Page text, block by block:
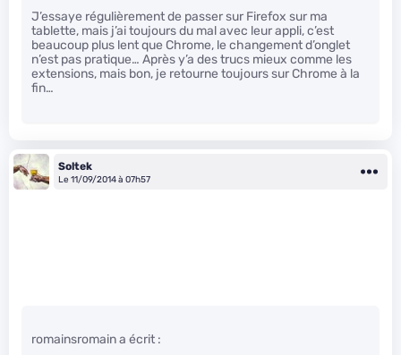
J’essaye régulièrement de passer sur Firefox sur ma
tablette, mais j’ai toujours du mal avec leur appli, c’est
beaucoup plus lent que Chrome, le changement d’onglet
n’est pas pratique… Après y’a des trucs mieux comme les
extensions, mais bon, je retourne toujours sur Chrome à la
fin…
Soltek
Le 11/09/2014 à 07h57
romainsromain a écrit :